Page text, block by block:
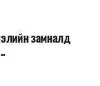
замналд